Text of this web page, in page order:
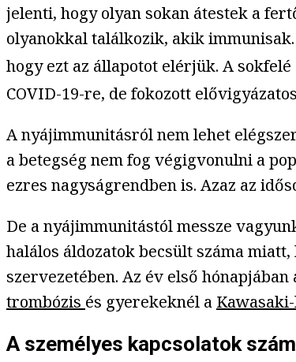
jelenti, hogy olyan sokan átestek a
olyanokkal találkozik, akik
hogy ezt az állapotot elérjük. A
COVID-19-re, de fokozott
A nyájimmunitásról nem lehet
a betegség nem fog végigvonulni a
ezres nagyságrendben is. Azaz az
De a nyájimmunitástól messze
halálos áldozatok becsült száma
szervezetében. Az év első
trombózis és gyerekeknél a
A személyes kapcsolatok